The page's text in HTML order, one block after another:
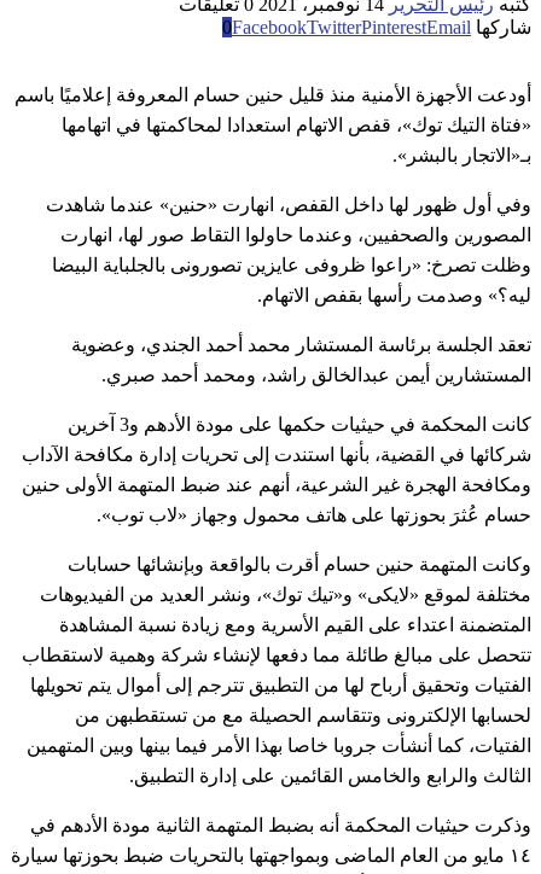
كتبه رئيس التحرير 14 نوفمبر، 2021
0 تعليقات
شاركها
0FacebookTwitterPinterestEmail
أودعت الأجهزة الأمنية منذ قليل حنين حسام المعروفة إعلاميًا باسم
«فتاة التيك توك»، قفص الاتهام استعدادا لمحاكمتها في اتهامها
بـ«الاتجار بالبشر».
وفي أول ظهور لها داخل القفص، انهارت «حنين» عندما شاهدت
المصورين والصحفيين، وعندما حاولوا التقاط صور لها، انهارت
وظلت تصرخ: «راعوا ظروفى عايزين تصورونى بالجلباية البيضا
ليه؟» وصدمت رأسها بقفص الاتهام.
تعقد الجلسة برئاسة المستشار محمد أحمد الجندي، وعضوية
المستشارين أيمن عبدالخالق راشد، ومحمد أحمد صبري.
كانت المحكمة في حيثيات حكمها على مودة الأدهم و3 آخرين
شركائها في القضية، بأنها استندت إلى تحريات إدارة مكافحة الآداب
ومكافحة الهجرة غير الشرعية، أنهم عند ضبط المتهمة الأولى حنين
حسام عُثرَ بحوزتها على هاتف محمول وجهاز «لاب توب».
وكانت المتهمة حنين حسام أقرت بالواقعة وبإنشائها حسابات
مختلفة لموقع «لايكى» و«تيك توك»، ونشر العديد من الفيديوهات
المتضمنة اعتداء على القيم الأسرية ومع زيادة نسبة المشاهدة
تتحصل على مبالغ طائلة مما دفعها لإنشاء شركة وهمية لاستقطاب
الفتيات وتحقيق أرباح لها من التطبيق تترجم إلى أموال يتم تحويلها
لحسابها الإلكترونى وتتقاسم الحصيلة مع من تستقطبهن من
الفتيات، كما أنشأت جروبا خاصا بهذا الأمر فيما بينها وبين المتهمين
الثالث والرابع والخامس القائمين على إدارة التطبيق.
وذكرت حيثيات المحكمة أنه بضبط المتهمة الثانية مودة الأدهم في
١٤ مايو من العام الماضى وبمواجهتها بالتحريات ضبط بحوزتها سيارة